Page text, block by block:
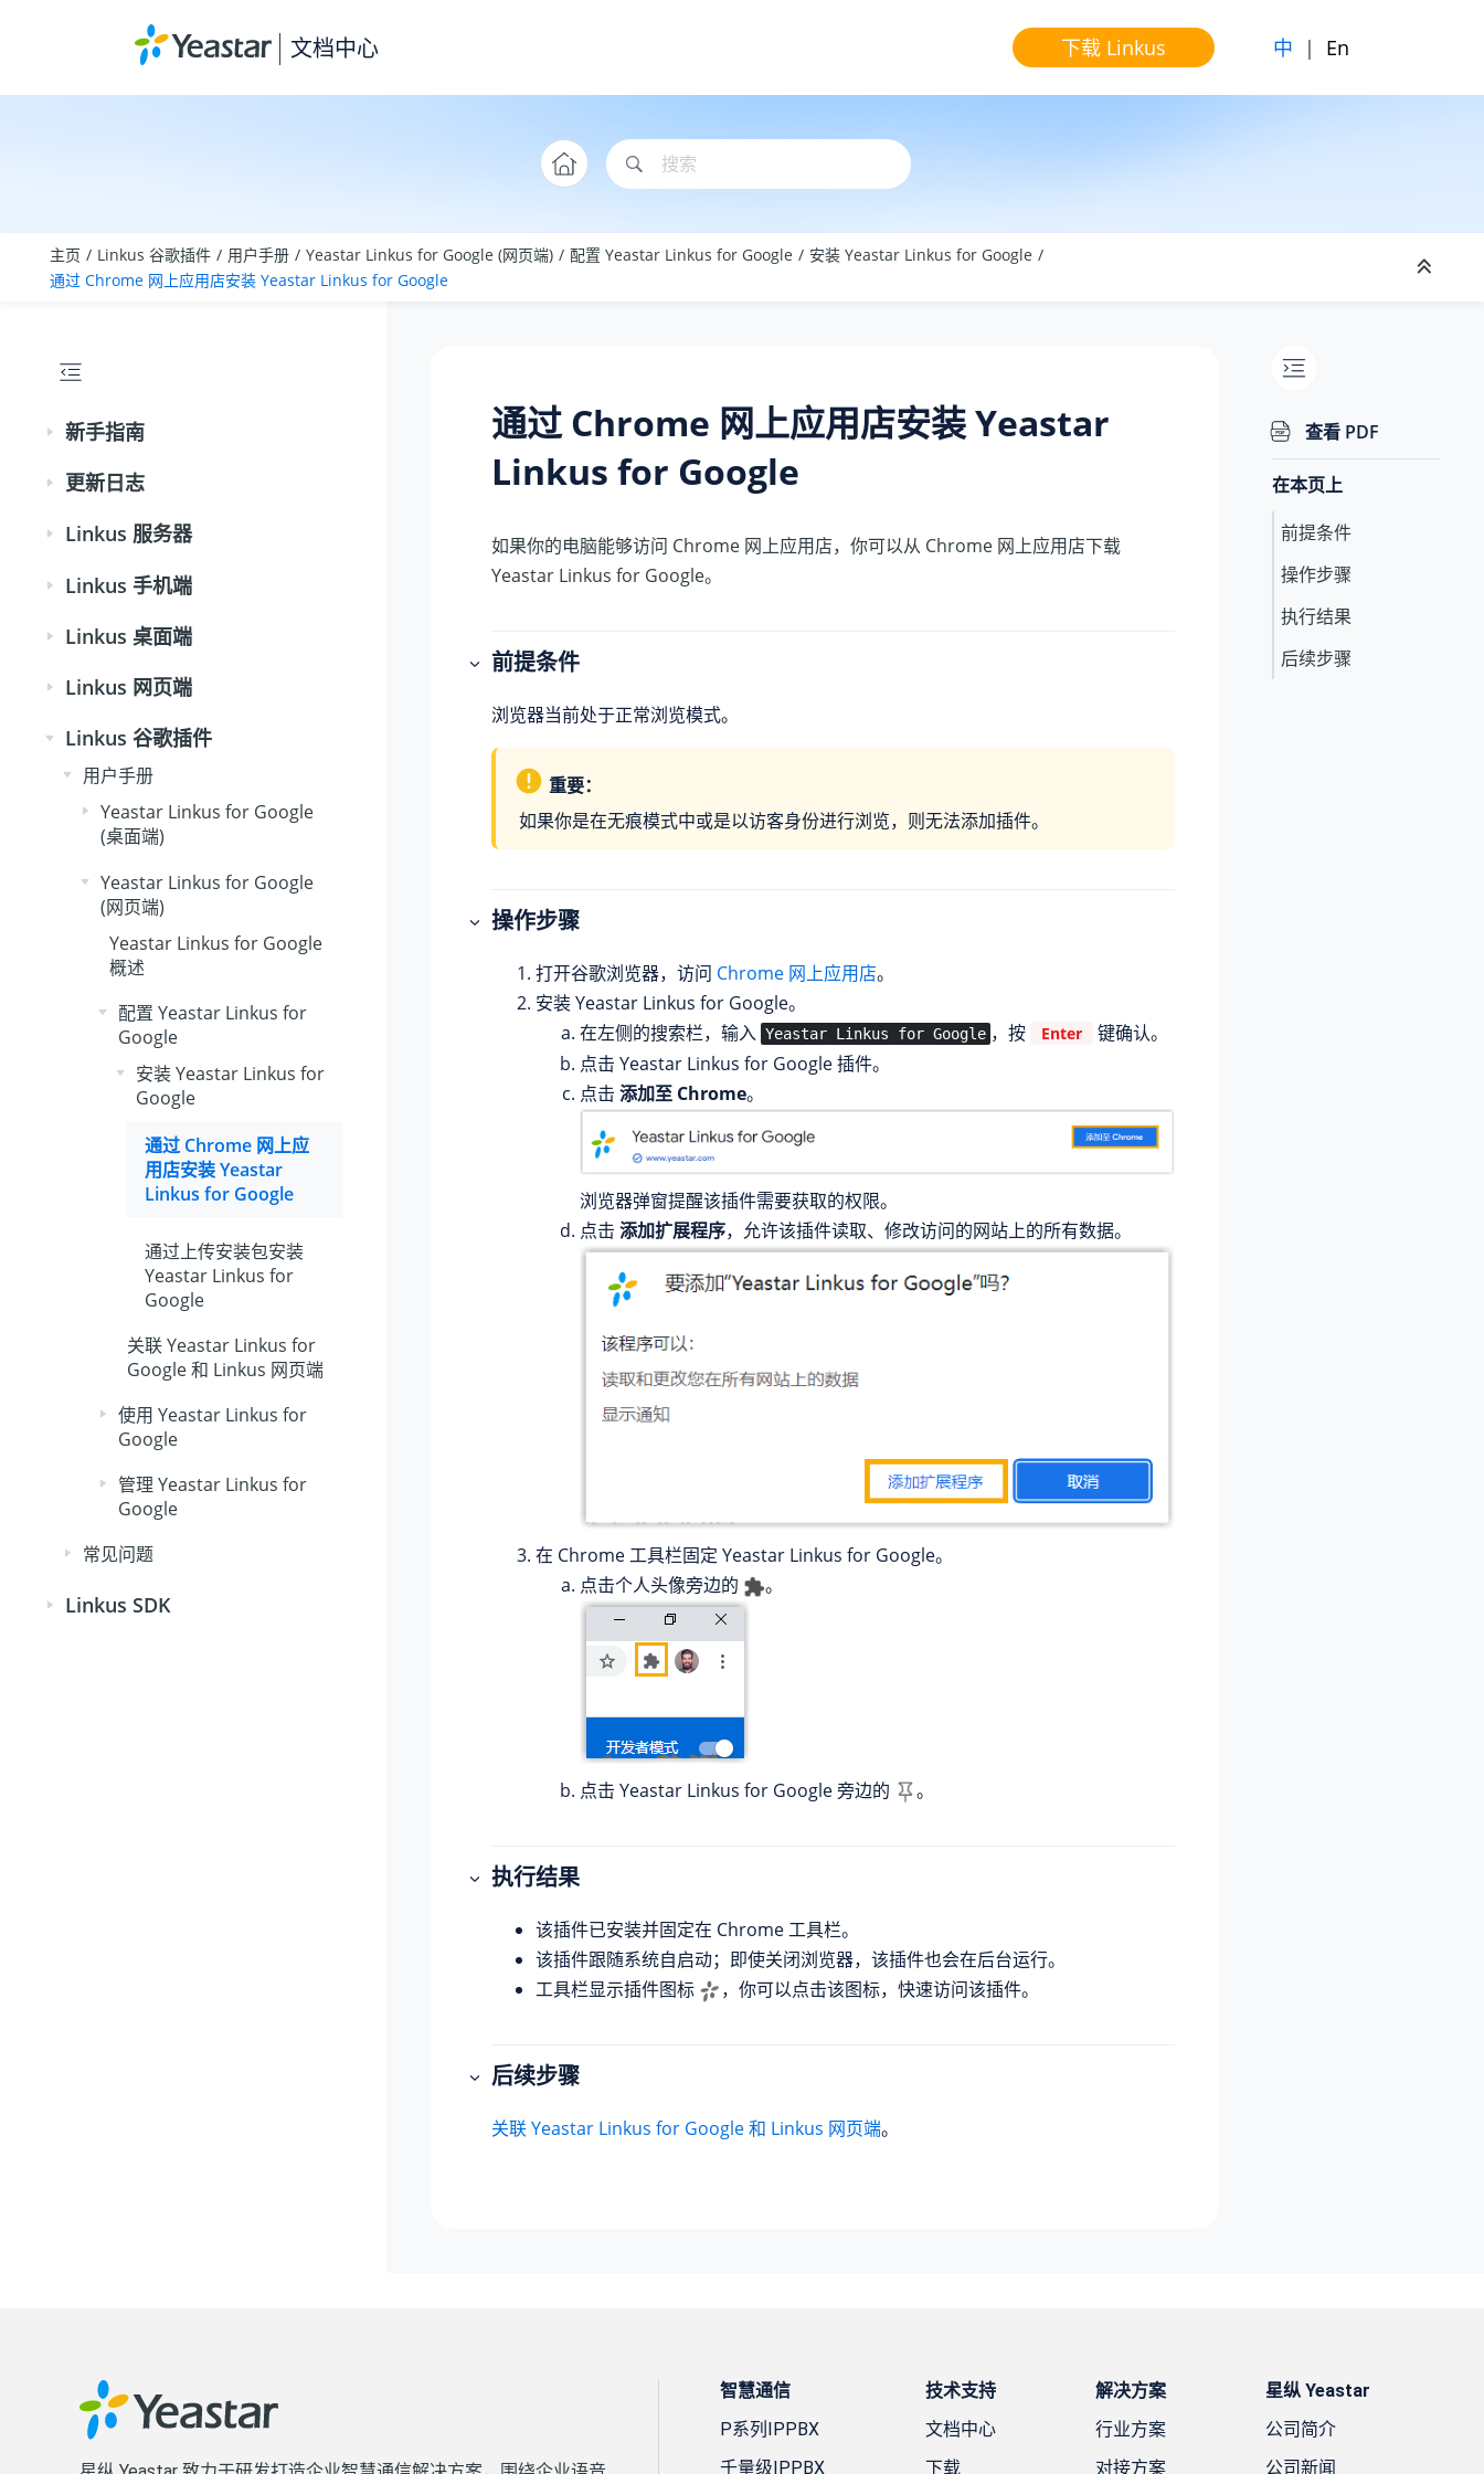
文档中心 下载 Linkus 中 | En
主页 Linkus 谷歌插件 用户手册 Yeastar Linkus for Google (网页端) 配置 Yeastar Linkus for Google
安装 Yeastar Linkus for Google
通过 Chrome 网上应用店安装 Yeastar Linkus for Google
新手指南
更新日志
Linkus 服务器
Linkus 手机端
Linkus 桌面端
Linkus 网页端
Linkus 谷歌插件
用户手册
Yeastar Linkus for Google
(桌面端)
Yeastar Linkus for Google
(网页端)
Yeastar Linkus for Google
概述
配置 Yeastar Linkus for
Google
安装 Yeastar Linkus for
Google
通过 Chrome 网上应
用店安装 Yeastar
Linkus for Google
通过上传安装包安装
Yeastar Linkus for
Google
关联 Yeastar Linkus for
Google 和 Linkus 网页端
使用 Yeastar Linkus for
Google
管理 Yeastar Linkus for
Google
常见问题
Linkus SDK
通过 Chrome 网上应用店安装 Yeastar
Linkus for Google
如果你的电脑能够访问 Chrome 网上应用店，你可以从 Chrome 网上应用店下载
Yeastar Linkus for Google。
前提条件
浏览器当前处于正常浏览模式。
重要：
如果你是在无痕模式中或是以访客身份进行浏览，则无法添加插件。
操作步骤
打开谷歌浏览器，访问 Chrome 网上应用店。
安装 Yeastar Linkus for Google。
在左侧的搜索栏，输入 Yeastar Linkus for Google ，按 Enter
键确认。
点击 Yeastar Linkus for Google 插件。
点击 添加至 Chrome。
浏览器弹窗提醒该插件需要获取的权限。
点击 添加扩展程序，允许该插件读取、修改访问的网站上的所有数据。
在 Chrome 工具栏固定 Yeastar Linkus for Google。
点击个人头像旁边的
。
点击 Yeastar Linkus for Google 旁边的 。
执行结果
该插件已安装并固定在 Chrome 工具栏。
该插件跟随系统自启动；即使关闭浏览器，该插件也会在后台运行。
工具栏显示插件图标
，你可以点击该图标，快速访问该插件。
后续步骤
关联 Yeastar Linkus for Google 和 Linkus 网页端。
查看 PDF
在本页上
前提条件
操作步骤
执行结果
后续步骤
智慧通信
P系列IPPBX
千量级IPPBX
技术支持
文档中心
下载
解决方案
行业方案
对接方案
星纵 Yeastar
公司简介
公司新闻